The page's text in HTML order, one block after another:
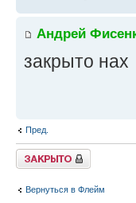
Андрей
закрыто нах
Пред.
Закрыто
Вернуться в Флейм